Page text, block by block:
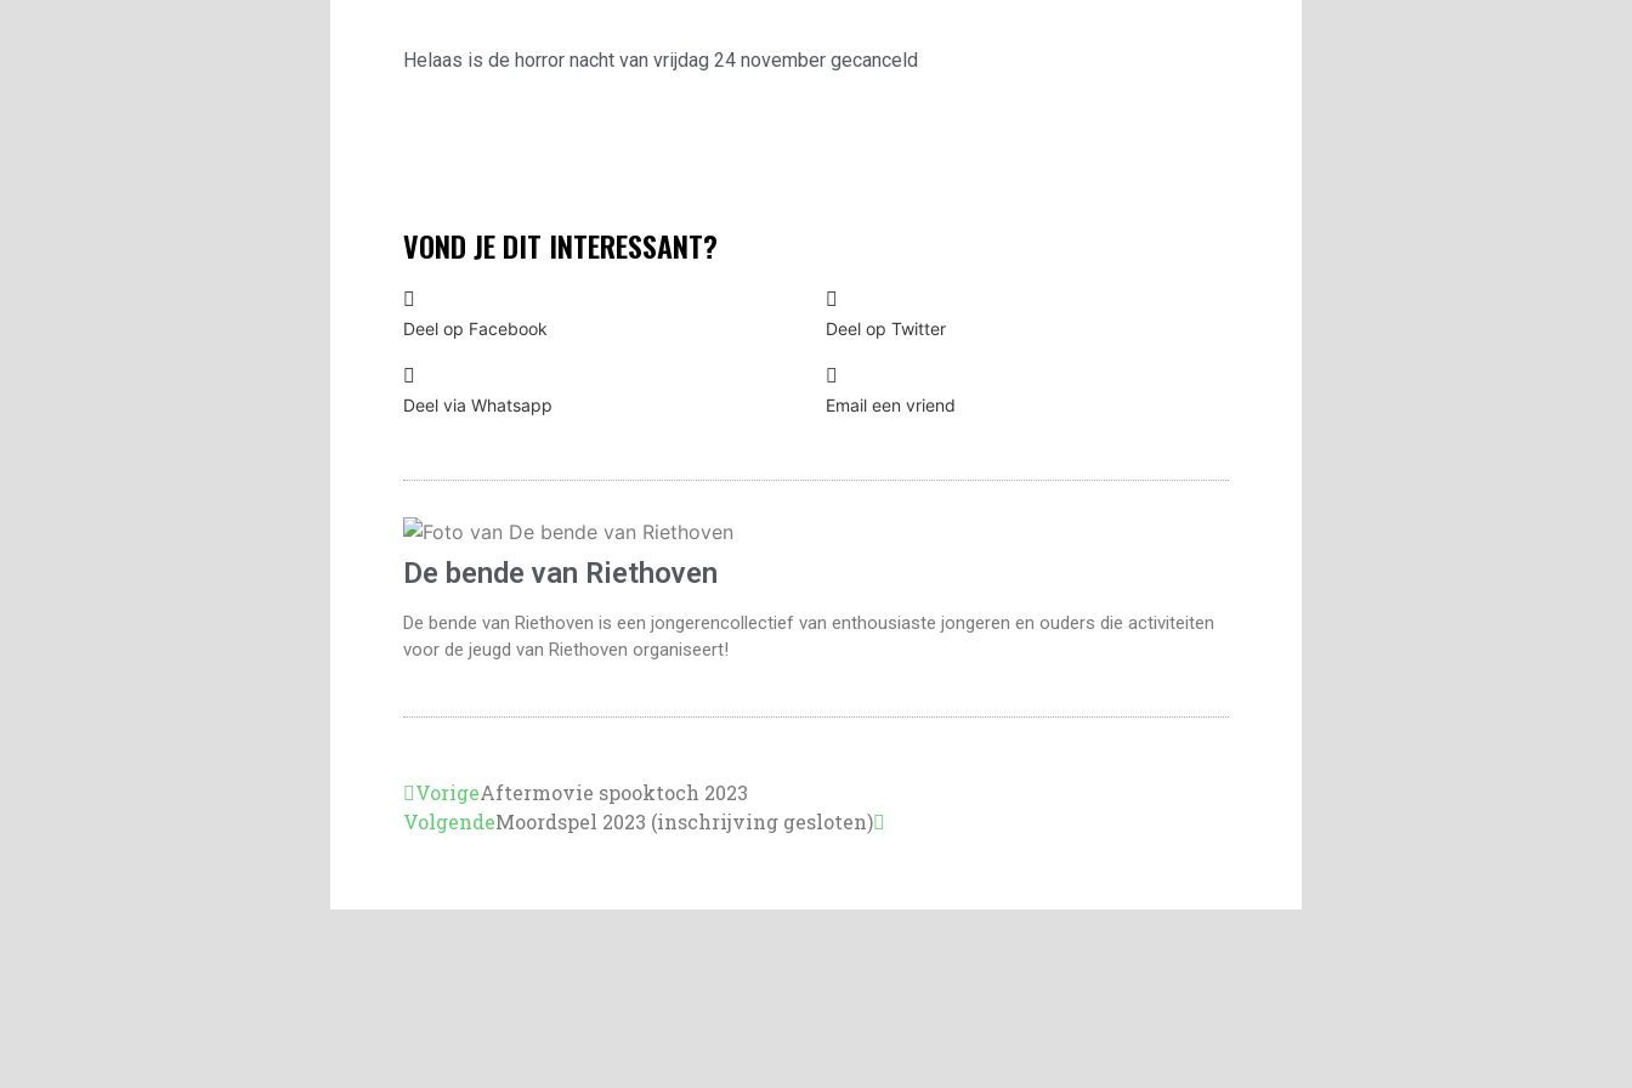
Helaas is de horror nacht van vrijdag 24 november gecanceld
VOND JE DIT INTERESSANT?
Deel op Facebook Deel op Twitter
Deel via Whatsapp Email een vriend
De bende van Riethoven
De bende van Riethoven is een jongerencollectief van enthousiaste jongeren en ouders die activiteiten
voor de jeugd van Riethoven organiseert!
VorigeAftermovie spooktoch 2023
VolgendeMoordspel 2023 (inschrijving gesloten)